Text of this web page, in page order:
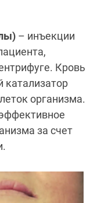
– инъекции
Кровь
катализатор
организма.
за счет